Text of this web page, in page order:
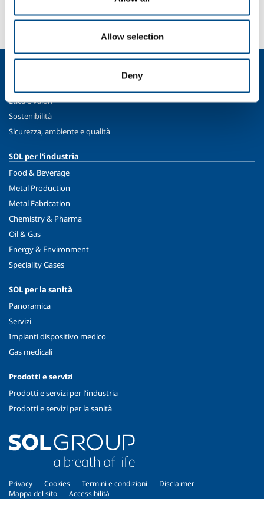
Allow selection
Deny
Contattaci
Etica e valori
Sostenibilità
Sicurezza, ambiente e qualità
SOL per l'industria
Food & Beverage
Metal Production
Metal Fabrication
Chemistry & Pharma
Oil & Gas
Energy & Environment
Speciality Gases
SOL per la sanità
Panoramica
Servizi
Impianti dispositivo medico
Gas medicali
Prodotti e servizi
Prodotti e servizi per l'industria
Prodotti e servizi per la sanità
Privacy Cookies Termini e condizioni
Disclaimer
Mappa del sito
Accessibilità